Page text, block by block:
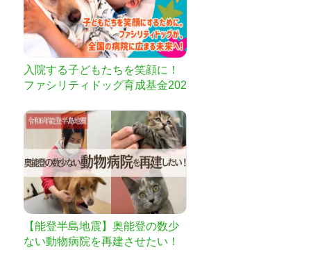
入院する子どもたちを笑顔に！
ファシリティドッグ育成基金202
【能登半島地震】奥能登の数少
ない動物病院を再建させたい！